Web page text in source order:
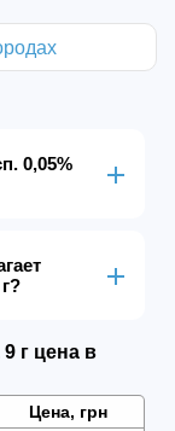
0,05%
г цена в
Цена, грн